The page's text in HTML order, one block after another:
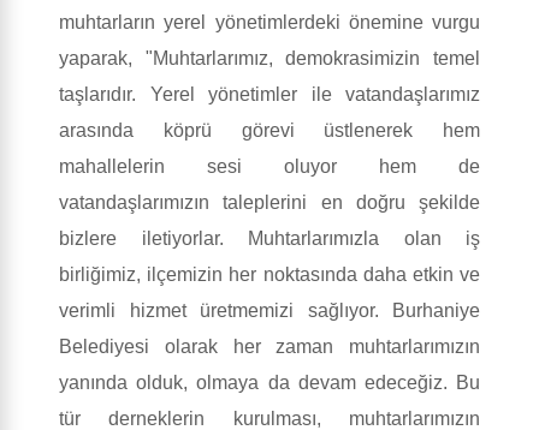
muhtarların yerel yönetimlerdeki önemine vurgu
yaparak, "Muhtarlarımız, demokrasimizin temel
taşlarıdır. Yerel yönetimler ile vatandaşlarımız
arasında köprü görevi üstlenerek hem
mahallelerin sesi oluyor hem de
vatandaşlarımızın taleplerini en doğru şekilde
bizlere iletiyorlar. Muhtarlarımızla olan iş
birliğimiz, ilçemizin her noktasında daha etkin ve
verimli hizmet üretmemizi sağlıyor. Burhaniye
Belediyesi olarak her zaman muhtarlarımızın
yanında olduk, olmaya da devam edeceğiz. Bu
tür derneklerin kurulması, muhtarlarımızın